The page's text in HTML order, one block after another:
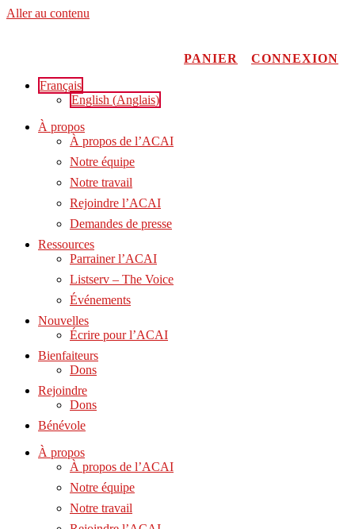
Aller au contenu
PANIER
CONNEXION
Français
English (Anglais)
À propos
À propos de l’ACAI
Notre équipe
Notre travail
Rejoindre l’ACAI
Demandes de presse
Ressources
Parrainer l’ACAI
Listserv – The Voice
Événements
Nouvelles
Écrire pour l’ACAI
Bienfaiteurs
Dons
Rejoindre
Dons
Bénévole
À propos
À propos de l’ACAI
Notre équipe
Notre travail